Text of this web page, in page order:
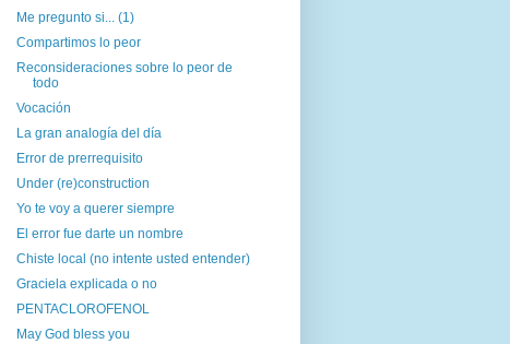
Me pregunto si... (1)
Compartimos lo peor
Reconsideraciones sobre lo peor de
todo
Vocación
La gran analogía del día
Error de prerrequisito
Under (re)construction
Yo te voy a querer siempre
El error fue darte un nombre
Chiste local (no intente usted entender)
Graciela explicada o no
PENTACLOROFENOL
May God bless you